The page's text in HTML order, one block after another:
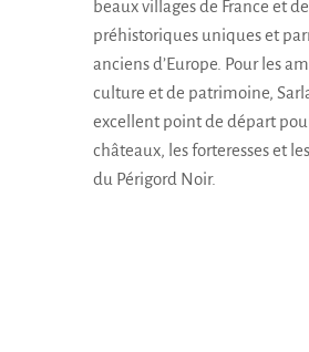
beaux villages de France et
préhistoriques uniques et
anciens d’Europe. Pour les
culture et de patrimoine,
excellent point de départ
châteaux, les forteresses et
du Périgord Noir.